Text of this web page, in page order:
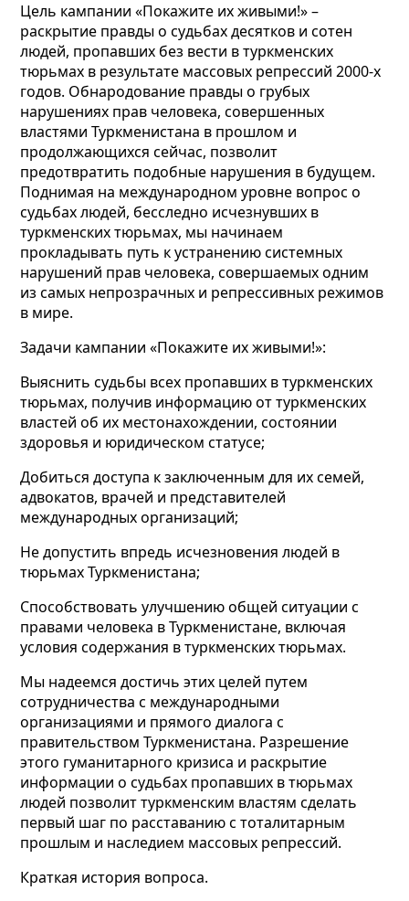
Цель кампании «Покажите их живыми!» –
раскрытие правды о судьбах десятков и сотен
людей, пропавших без вести в туркменских
тюрьмах в результате массовых репрессий 2000-х
годов. Обнародование правды о грубых
нарушениях прав человека, совершенных
властями Туркменистана в прошлом и
продолжающихся сейчас, позволит
предотвратить подобные нарушения в будущем.
Поднимая на международном уровне вопрос о
судьбах людей, бесследно исчезнувших в
туркменских тюрьмах, мы начинаем
прокладывать путь к устранению системных
нарушений прав человека, совершаемых одним
из самых непрозрачных и репрессивных режимов
в мире.
Задачи кампании «Покажите их живыми!»:
Выяснить судьбы всех пропавших в туркменских
тюрьмах, получив информацию от туркменских
властей об их местонахождении, состоянии
здоровья и юридическом статусе;
Добиться доступа к заключенным для их семей,
адвокатов, врачей и представителей
международных организаций;
Не допустить впредь исчезновения людей в
тюрьмах Туркменистана;
Способствовать улучшению общей ситуации с
правами человека в Туркменистане, включая
условия содержания в туркменских тюрьмах.
Мы надеемся достичь этих целей путем
сотрудничества с международными
организациями и прямого диалога с
правительством Туркменистана. Разрешение
этого гуманитарного кризиса и раскрытие
информации о судьбах пропавших в тюрьмах
людей позволит туркменским властям сделать
первый шаг по расставанию с тоталитарным
прошлым и наследием массовых репрессий.
Краткая история вопроса.